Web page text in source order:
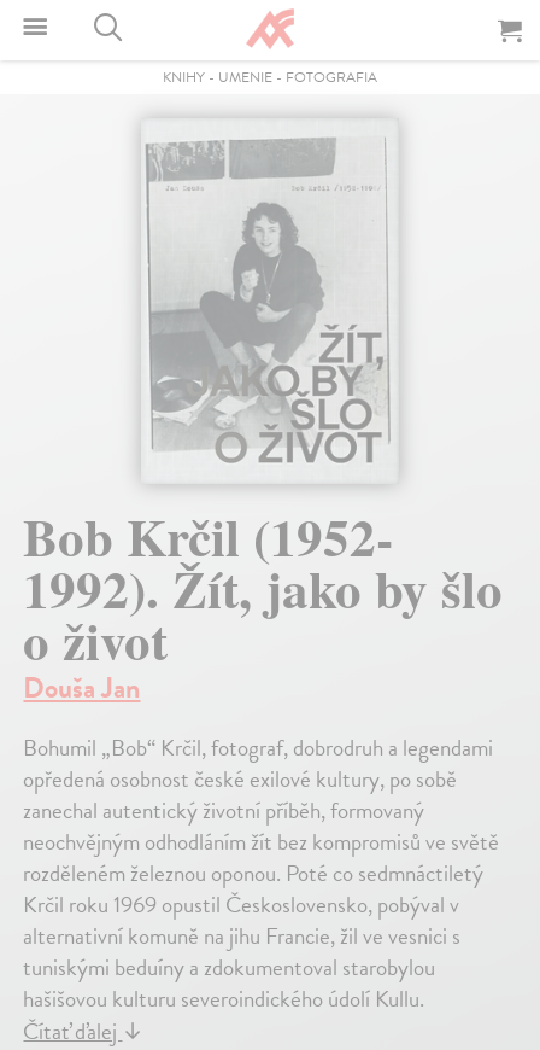
KNIHY - UMENIE - FOTOGRAFIA
Bob Krčil (1952-
1992). Žít, jako by šlo
o život
Douša Jan
Bohumil „Bob“ Krčil, fotograf, dobrodruh a legendami
opředená osobnost české exilové kultury, po sobě
zanechal autentický životní příběh, formovaný
neochvějným odhodláním žít bez kompromisů ve světě
rozděleném železnou oponou. Poté co sedmnáctiletý
Krčil roku 1969 opustil Československo, pobýval v
alternativní komuně na jihu Francie, žil ve vesnici s
tuniskými beduíny a zdokumentoval starobylou
hašišovou kulturu severoindického údolí Kullu.
Čítať ďalej↓